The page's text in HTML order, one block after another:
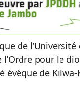
de
pour le
évêque de Kilwa-